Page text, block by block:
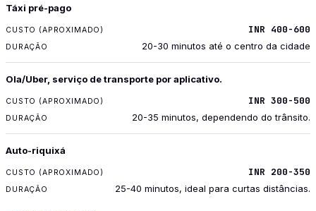
TRANSPORTE
Táxi pré-pago
INR 400-600
20-30 minutos até o centro da cidade
Ola/Uber, serviço de transporte por aplicativo.
INR 300-500
20-35 minutos, dependendo do trânsito.
Auto-riquixá
INR 200-350
25-40 minutos, ideal para curtas distâncias.